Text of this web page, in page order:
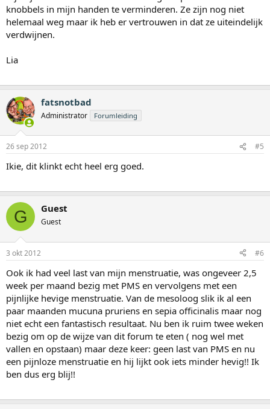
knobbels in mijn handen te verminderen. Ze zijn nog niet
helemaal weg maar ik heb er vertrouwen in dat ze uiteindelijk
verdwijnen.
Lia
fatsnotbad
Administrator Forumleiding
26 sep 2012 #5
Ikie, dit klinkt echt heel erg goed.
G Guest
Guest
3 okt 2012 #6
Ook ik had veel last van mijn menstruatie, was ongeveer 2,5
week per maand bezig met PMS en vervolgens met een
pijnlijke hevige menstruatie. Van de mesoloog slik ik al een
paar maanden mucuna pruriens en sepia officinalis maar nog
niet echt een fantastisch resultaat. Nu ben ik ruim twee weken
bezig om op de wijze van dit forum te eten ( nog wel met
vallen en opstaan) maar deze keer: geen last van PMS en nu
een pijnloze menstruatie en hij lijkt ook iets minder hevig!! Ik
ben dus erg blij!!